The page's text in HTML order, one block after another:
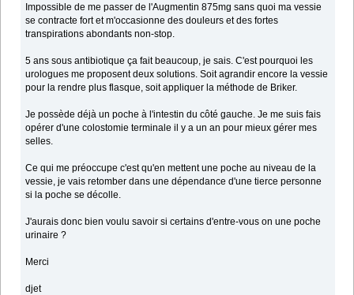
Impossible de me passer de l'Augmentin 875mg sans quoi ma vessie
se contracte fort et m'occasionne des douleurs et des fortes
transpirations abondants non-stop.
5 ans sous antibiotique ça fait beaucoup, je sais. C'est pourquoi les
urologues me proposent deux solutions. Soit agrandir encore la vessie
pour la rendre plus flasque, soit appliquer la méthode de Briker.
Je possède déjà un poche à l'intestin du côté gauche. Je me suis fais
opérer d'une colostomie terminale il y a un an pour mieux gérer mes
selles.
Ce qui me préoccupe c'est qu'en mettent une poche au niveau de la
vessie, je vais retomber dans une dépendance d'une tierce personne
si la poche se décolle.
J'aurais donc bien voulu savoir si certains d'entre-vous on une poche
urinaire ?
Merci
djet